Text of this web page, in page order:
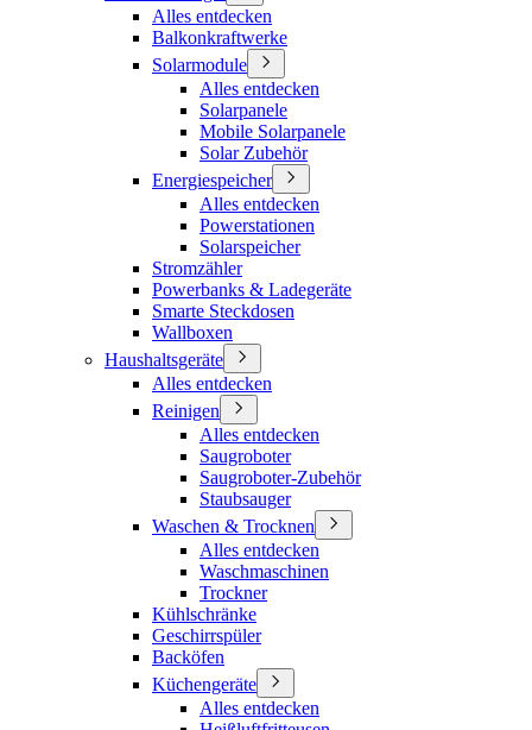
Alles entdecken
Balkonkraftwerke
Solarmodule
Alles entdecken
Solarpanele
Mobile Solarpanele
Solar Zubehör
Energiespeicher
Alles entdecken
Powerstationen
Solarspeicher
Stromzähler
Powerbanks & Ladegeräte
Smarte Steckdosen
Wallboxen
Haushaltsgeräte
Alles entdecken
Reinigen
Alles entdecken
Saugroboter
Saugroboter-Zubehör
Staubsauger
Waschen & Trocknen
Alles entdecken
Waschmaschinen
Trockner
Kühlschränke
Geschirrspüler
Backöfen
Küchengeräte
Alles entdecken